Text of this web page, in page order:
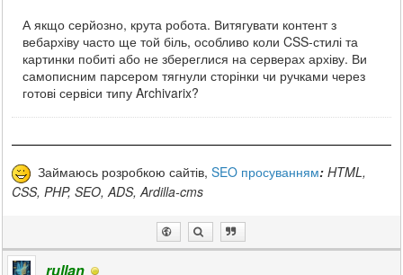
А якщо серйозно, крута робота. Витягувати контент з
вебархіву часто ще той біль, особливо коли CSS-стилі та
картинки побиті або не збереглися на серверах архіву. Ви
самописним парсером тягнули сторінки чи ручками через
готові сервіси типу Archivarix?
Займаюсь розробкою сайтів,SEO просуванням: HTML,
CSS, PHP, SEO, ADS, Ardilla-cms
rullan